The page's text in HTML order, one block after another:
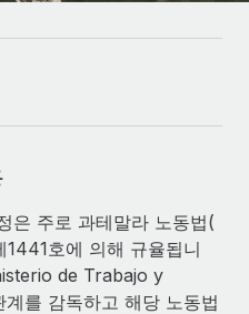
를 간소화
처리에 전문가 지원 제공
화
통합
색
은 주로 과테말라 노동법(
호에 의해 규율됩니
de Trabajo y
를 감독하고 해당 노동법